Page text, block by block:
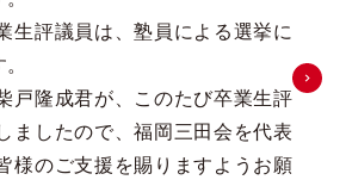
生評議員は、塾員による選挙に
戸隆成君が、このたび卒業生評
ましたので、福岡三田会を代表
様のご支援を賜りますようお願
詳細はこ